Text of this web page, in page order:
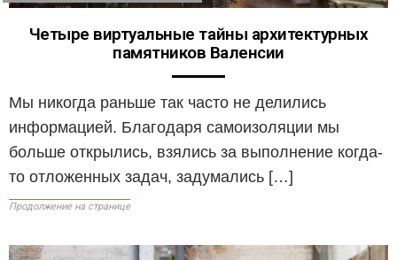
Четыре виртуальные тайны архитектурных
памятников Валенсии
Мы никогда раньше так часто не делились
информацией. Благодаря самоизоляции мы
больше открылись, взялись за выполнение когда-
то отложенных задач, задумались […]
Продолжение на странице